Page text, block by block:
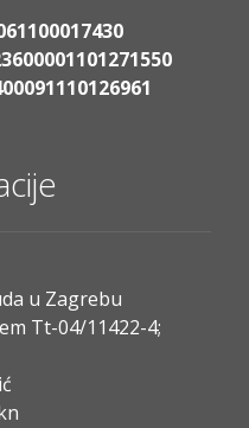
u Zagrebu
Tt-04/11422-4;